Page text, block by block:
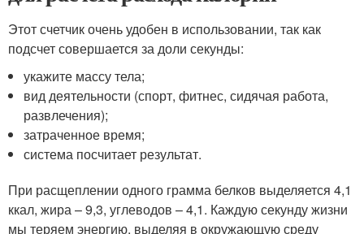
Этот счетчик очень удобен в использовании, так как
подсчет совершается за доли секунды:
укажите массу тела;
вид деятельности (спорт, фитнес, сидячая работа,
развлечения);
затраченное время;
система посчитает результат.
При расщеплении одного грамма белков выделяется 4,1
ккал, жира – 9,3, углеводов – 4,1. Каждую секунду жизни
мы теряем энергию, выделяя в окружающую среду